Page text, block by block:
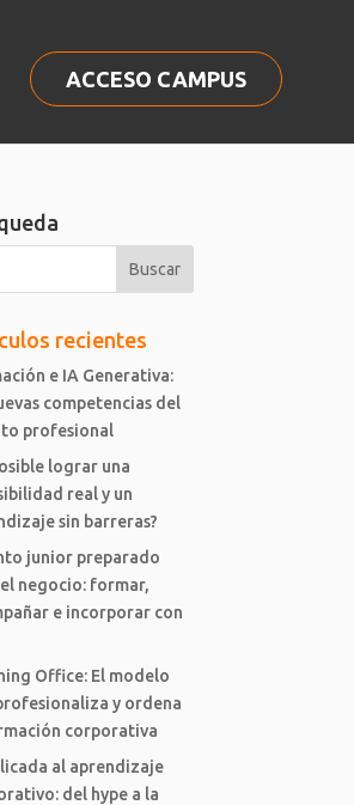
ACCESO CAMPUS
recientes
e IA Generativa:
competencias del
profesional
lograr una
real y un
sin barreras?
junior preparado
negocio: formar,
e incorporar con
Office: El modelo
y ordena
corporativa
al aprendizaje
del hype a la